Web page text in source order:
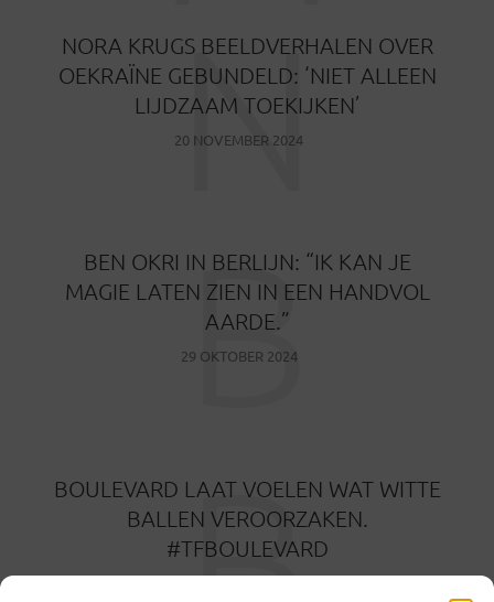
NORA KRUGS BEELDVERHALEN OVER
OEKRAÏNE GEBUNDELD: ‘NIET ALLEEN
LIJDZAAM TOEKIJKEN’
20 NOVEMBER 2024
N
BEN OKRI IN BERLIJN: “IK KAN JE
MAGIE LATEN ZIEN IN EEN HANDVOL
AARDE.”
29 OKTOBER 2024
B
BOULEVARD LAAT VOELEN WAT WITTE
BALLEN VEROORZAKEN.
#TFBOULEVARD